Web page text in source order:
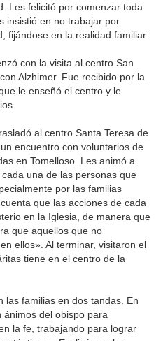
Les felicitó por comenzar toda
insistió en no trabajar por
fijándose en la realidad familiar.
con la visita al centro San
Alzhimer. Fue recibido por la
le enseñó el centro y le
al centro Santa Teresa de
encuentro con voluntarios de
en Tomelloso. Les animó a
una de las personas que
por las familias
que las acciones de cada
en la Iglesia, de manera que
que aquellos que no
ellos». Al terminar, visitaron el
tiene en el centro de la
las familias en dos tandas. En
del obispo para
la fe, trabajando para lograr